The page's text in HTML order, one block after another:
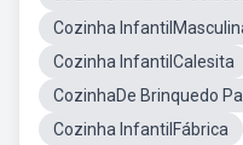
Cozinha
Cozinha InfantilCalesita
CozinhaDe Brinquedo
Cozinha InfantilFábrica